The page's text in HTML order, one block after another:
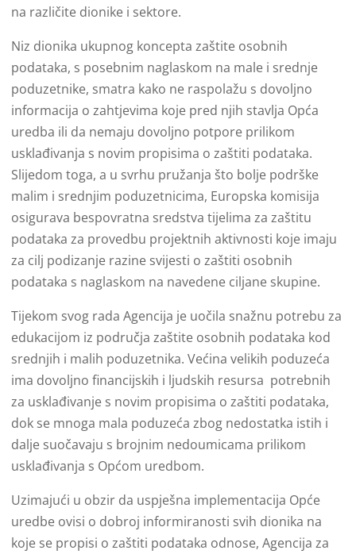
na različite dionike i sektore.
Niz dionika ukupnog koncepta zaštite osobnih
podataka, s posebnim naglaskom na male i srednje
poduzetnike, smatra kako ne raspolažu s dovoljno
informacija o zahtjevima koje pred njih stavlja Opća
uredba ili da nemaju dovoljno potpore prilikom
usklađivanja s novim propisima o zaštiti podataka.
Slijedom toga, a u svrhu pružanja što bolje podrške
malim i srednjim poduzetnicima, Europska komisija
osigurava bespovratna sredstva tijelima za zaštitu
podataka za provedbu projektnih aktivnosti koje imaju
za cilj podizanje razine svijesti o zaštiti osobnih
podataka s naglaskom na navedene ciljane skupine.
Tijekom svog rada Agencija je uočila snažnu potrebu za
edukacijom iz područja zaštite osobnih podataka kod
srednjih i malih poduzetnika. Većina velikih poduzeća
ima dovoljno financijskih i ljudskih resursa potrebnih
za usklađivanje s novim propisima o zaštiti podataka,
dok se mnoga mala poduzeća zbog nedostatka istih i
dalje suočavaju s brojnim nedoumicama prilikom
usklađivanja s Općom uredbom.
Uzimajući u obzir da uspješna implementacija Opće
uredbe ovisi o dobroj informiranosti svih dionika na
koje se propisi o zaštiti podataka odnose, Agencija za